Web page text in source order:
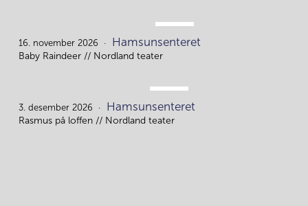
16.
16. november 2026 Hamsunsenteret
Baby Raindeer // Nordland teater
3.
3. desember 2026 Hamsunsenteret
Rasmus på loffen // Nordland teater